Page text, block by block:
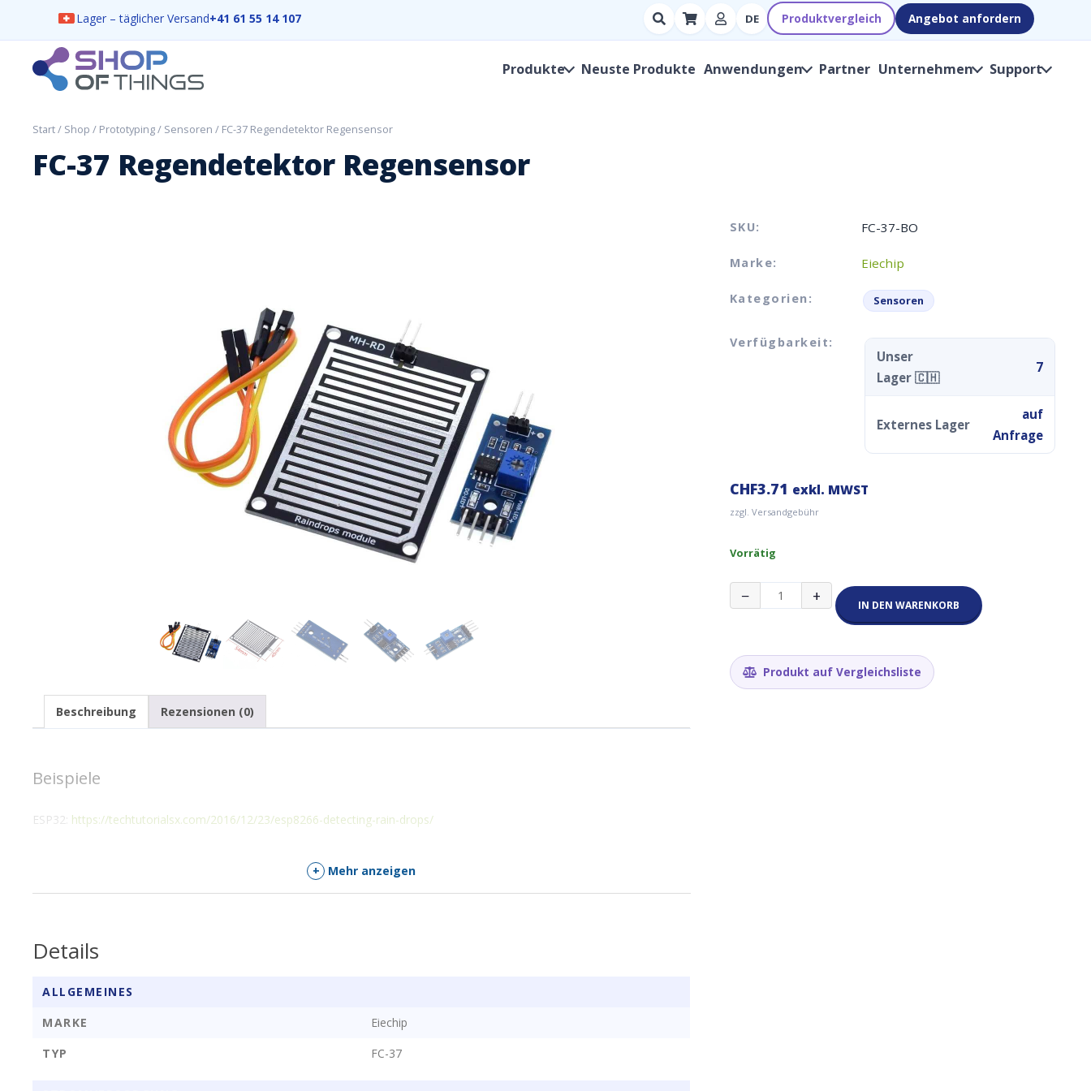
Lager – täglicher Versand+41 61 55 14 107
Suchen
nach
Hersteller,
DE Produktvergleich Angebot anfordern
ShopOfThings
Produkte Neuste Produkte Anwendungen Partner Unternehmen Support
Start/ Shop / Prototyping/ Sensoren / FC-37 Regendetektor Regensensor
FC-37 Regendetektor Regensensor
SKU: FC-37-BO
Marke: Eiechip
Kategorien: Sensoren
Verfügbarkeit:
Unser
Lager 🇨🇭
7
Externes Lager
auf
Anfrage
CHF3.71 exkl. MWST
zzgl. Versandgebühr
Vorrätig
−
FC-
37
+ IN DEN WARENKORB
Produkt auf Vergleichsliste
Beschreibung Rezensionen (0)
Beispiele
ESP32: https://techtutorialsx.com/2016/12/23/esp8266-detecting-rain-drops/
+ Mehr anzeigen
Details
ALLGEMEINES
MARKE
Eiechip
TYP
FC-37